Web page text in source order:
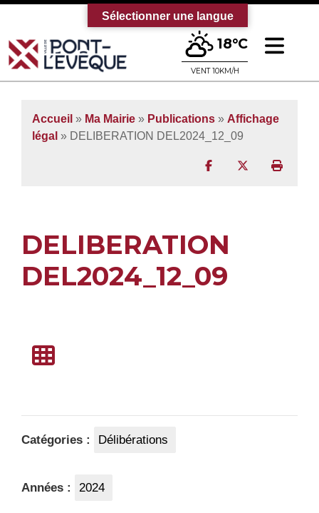
Bienvenue sur le site officiel de la
18°C
VENT 10KM/H
Accueil » Ma Mairie » Publications » Affichage
légal » DELIBERATION DEL2024_12_09
Partager surPartager sur
DELIBERATION
DEL2024_12_09
Catégories : Délibérations
Années : 2024
Sélectionner une langue